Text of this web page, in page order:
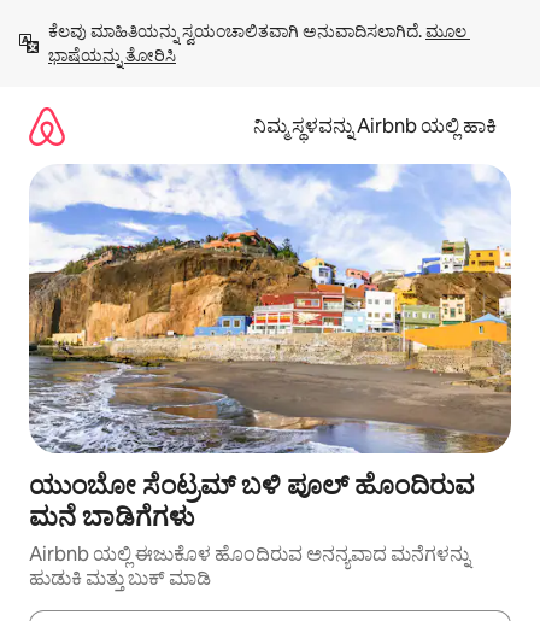
ಹೋಗಿ
ಕೆಲವು ಮಾಹಿತಿಯನ್ನು ಸ್ವಯಂಚಾಲಿತವಾಗಿ ಅನುವಾದಿಸಲಾಗಿದೆ. ಮೂಲ
ಭಾಷೆಯನ್ನು ತೋರಿಸಿ
ನಿಮ್ಮ ಸ್ಥಳವನ್ನು Airbnb ಯಲ್ಲಿ ಹಾಕಿ
ಯುಂಬೋ ಸೆಂಟ್ರಮ್ ಬಳಿ ಪೂಲ್ ಹೊಂದಿರುವ
ಮನೆ ಬಾಡಿಗೆಗಳು
Airbnb ಯಲ್ಲಿ ಈಜುಕೊಳ ಹೊಂದಿರುವ ಅನನ್ಯವಾದ ಮನೆಗಳನ್ನು
ಹುಡುಕಿ ಮತ್ತು ಬುಕ್ ಮಾಡಿ